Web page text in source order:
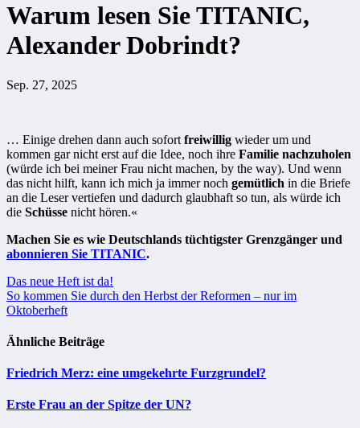
Warum lesen Sie TITANIC,
Alexander Dobrindt?
Sep. 27, 2025
… Einige drehen dann auch sofort freiwillig wieder um und
kommen gar nicht erst auf die Idee, noch ihre Familie nachzuholen
(würde ich bei meiner Frau nicht machen, by the way). Und wenn
das nicht hilft, kann ich mich ja immer noch gemütlich in die Briefe
an die Leser vertiefen und dadurch glaubhaft so tun, als würde ich
die Schüsse nicht hören.«
Machen Sie es wie Deutschlands tüchtigster Grenzgänger und
abonnieren Sie TITANIC.
Beitragsnavigation
Das neue Heft ist da!
So kommen Sie durch den Herbst der Reformen – nur im
Oktoberheft
Ähnliche Beiträge
Friedrich Merz: eine umgekehrte Furzgrundel?
Erste Frau an der Spitze der UN?